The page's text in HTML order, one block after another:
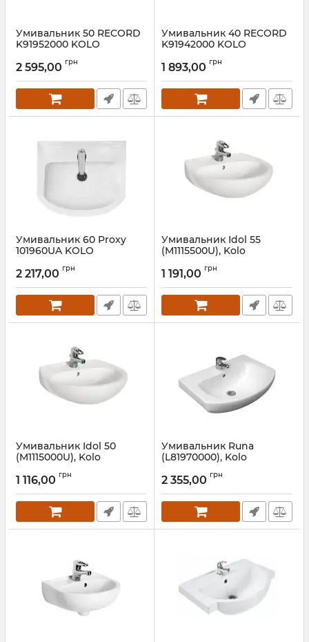
Умивальник 50 RECORD
K91952000 KOLO
2 595,00 грн
Умивальник 40 RECORD
K91942000 KOLO
1 893,00 грн
Умивальник 60 Proxy
101960UA KOLO
2 217,00 грн
Умивальник Idol 55
(M1115500U), Kolo
1 191,00 грн
Умивальник Idol 50
(M1115000U), Kolo
1 116,00 грн
Умивальник Runa
(L81970000), Kolo
2 355,00 грн